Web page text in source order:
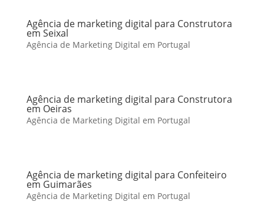
Agência de marketing digital para Construtora
em Seixal
Agência de Marketing Digital em Portugal
Agência de marketing digital para Construtora
em Oeiras
Agência de Marketing Digital em Portugal
Agência de marketing digital para Confeiteiro
em Guimarães
Agência de Marketing Digital em Portugal